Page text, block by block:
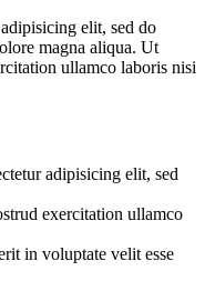
elit, sed do
magna aliqua. Ut
ullamco laboris nisi
adipisicing elit, sed
exercitation ullamco
in voluptate velit esse